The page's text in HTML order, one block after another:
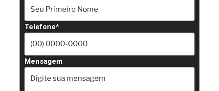
Telefone*
Mensagem